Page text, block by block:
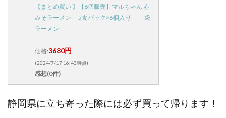
【まとめ買い 】【6個販売】マルちゃん 赤
みそラーメン 5食パック×6個入り 袋
ラーメン
価格:3680円
(2024/7/17 16:43時点)
感想(0件)
静岡県に立ち寄った際には必ず買って帰ります！